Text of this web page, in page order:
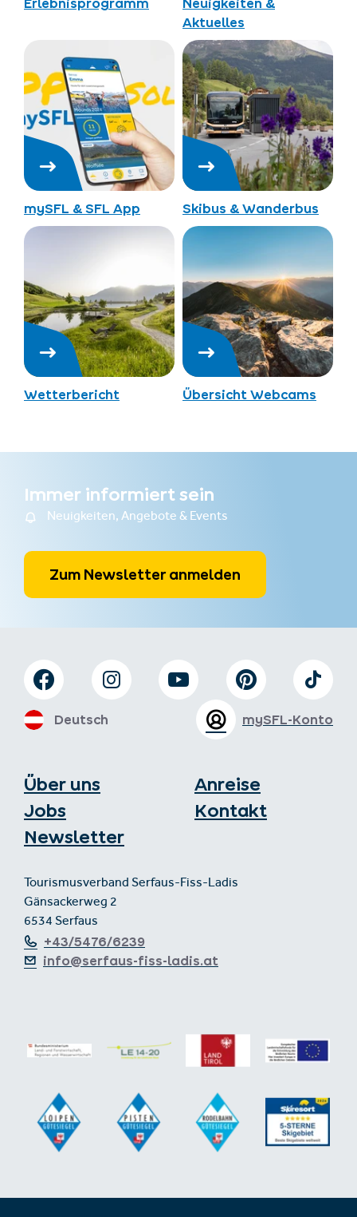
Erlebnisprogramm
Neuigkeiten &
Aktuelles
mySFL & SFL App Skibus & Wanderbus
Wetterbericht Übersicht Webcams
Immer informiert sein
Neuigkeiten, Angebote & Events
Zum Newsletter anmelden
Über uns
Jobs
Newsletter
Anreise
Kontakt
Tourismusverband Serfaus-Fiss-Ladis
Gänsackerweg 2
6534 Serfaus
+43/5476/6239
info@serfaus-fiss-ladis.at
mySFL-Konto
Deutsch